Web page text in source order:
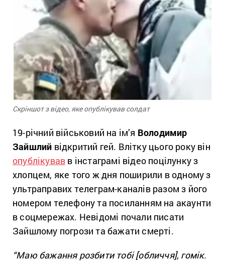
Скріншот з відео, яке опублікував солдат
19-річний військовий на ім’я Володимир
Зайшлий відкритий гей. Влітку цього року він
опублікував в інстаграмі відео поцілунку з
хлопцем, яке того ж дня поширили в одному з
ультраправих телеграм-каналів разом з його
номером телефону та посиланням на акаунти
в соцмережах. Невідомі почали писати
Зайшлому погрози та бажати смерті.
“Маю бажання розбити тобі [обличчя], гомік.